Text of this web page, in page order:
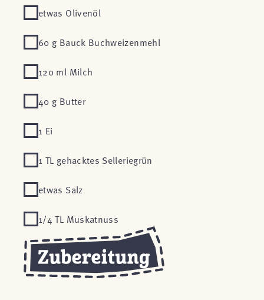
etwas Olivenöl
60 g Bauck Buchweizenmehl
120 ml Milch
40 g Butter
1 Ei
1 TL gehacktes Selleriegrün
etwas Salz
1/4 TL Muskatnuss